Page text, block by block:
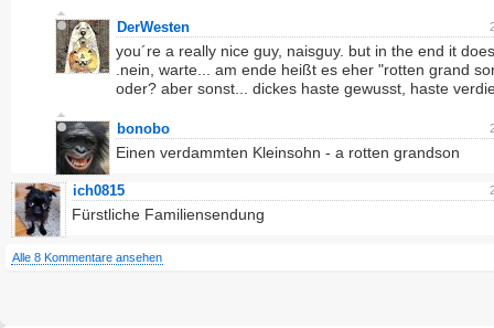
DerWesten
you´re a really nice guy, naisguy. but in the end it
.nein, warte... am ende heißt es eher "rotten grand
oder? aber sonst... dickes haste gewusst, haste
bonobo
Einen verdammten Kleinsohn - a rotten grandson
ich0815
Fürstliche Familiensendung
Alle 8 Kommentare ansehen